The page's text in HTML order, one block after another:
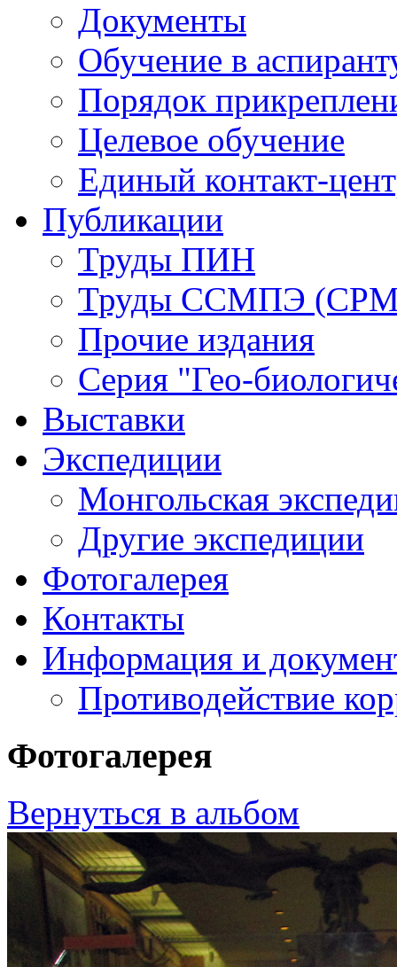
Документы
Обучение в
Порядок
Целевое обучение
Единый контакт-
Публикации
Труды ПИН
Труды ССМПЭ
Прочие издания
Серия "Гео-
Выставки
Экспедиции
Монгольская
Другие экспедиции
Фотогалерея
Контакты
Информация и
Противодействие
Фотогалерея
Вернуться в альбом